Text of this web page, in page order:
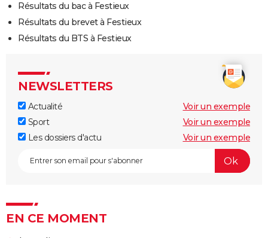
Résultats du bac à Festieux
Résultats du brevet à Festieux
Résultats du BTS à Festieux
NEWSLETTERS
Actualité
Voir un exemple
Sport
Voir un exemple
Les dossiers d'actu
Voir un exemple
EN CE MOMENT